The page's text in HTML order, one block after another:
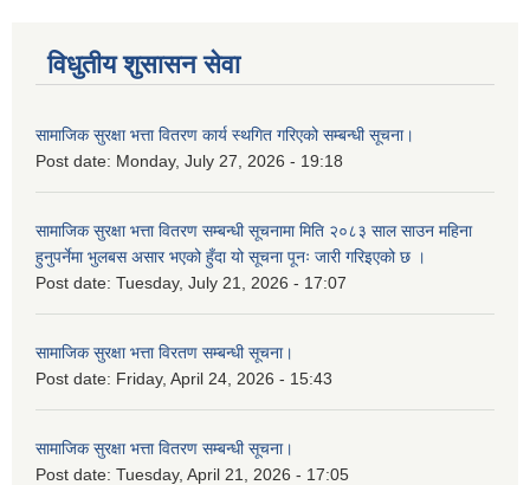
विधुतीय शुसासन सेवा
सामाजिक सुरक्षा भत्ता वितरण कार्य स्थगित गरिएको सम्बन्धी सूचना।
Post date: Monday, July 27, 2026 - 19:18
सामाजिक सुरक्षा भत्ता वितरण सम्बन्धी सूचनामा मिति २०८३ साल साउन महिना
हुनुपर्नेमा भुलबस असार भएको हुँदा यो सूचना पूनः जारी गरिइएको छ ।
Post date: Tuesday, July 21, 2026 - 17:07
सामाजिक सुरक्षा भत्ता विरतण सम्बन्धी सूचना।
Post date: Friday, April 24, 2026 - 15:43
सामाजिक सुरक्षा भत्ता वितरण सम्‍बन्धी सूचना।
Post date: Tuesday, April 21, 2026 - 17:05